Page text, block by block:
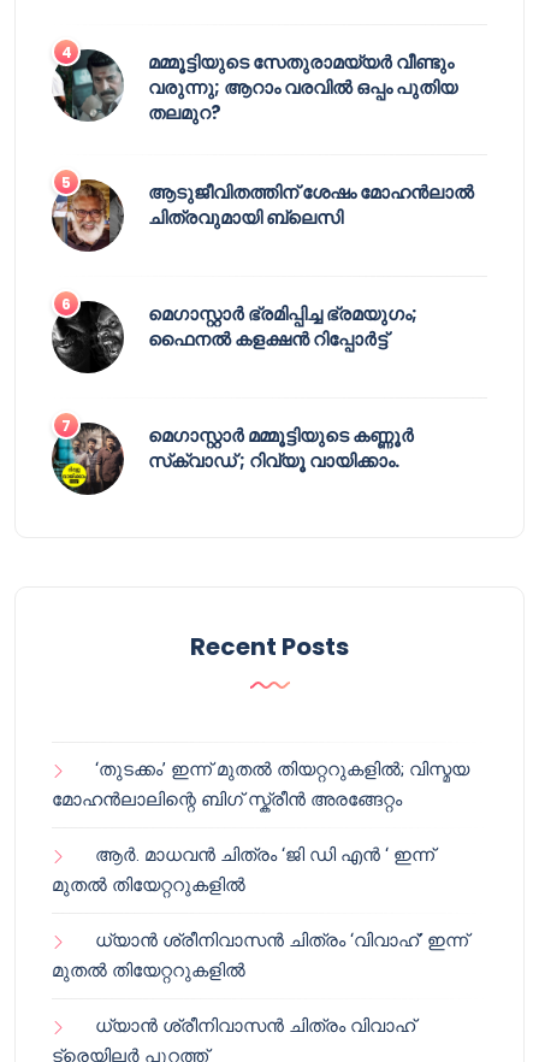
മമ്മൂട്ടിയുടെ സേതുരാമയ്യർ വീണ്ടും
വരുന്നു; ആറാം വരവിൽ ഒപ്പം പുതിയ
തലമുറ?
ആടുജീവിതത്തിന് ശേഷം മോഹൻലാൽ
ചിത്രവുമായി ബ്ലെസി
മെഗാസ്റ്റാർ ഭ്രമിപ്പിച്ച ഭ്രമയുഗം;
ഫൈനൽ കളക്ഷൻ റിപ്പോർട്ട്
മെഗാസ്റ്റാർ മമ്മൂട്ടിയുടെ കണ്ണൂർ
സ്‌ക്വാഡ് ; റിവ്യൂ വായിക്കാം.
Recent Posts
‘തുടക്കം’ ഇന്ന് മുതൽ തിയറ്ററുകളിൽ; വിസ്മയ
മോഹൻലാലിന്റെ ബിഗ് സ്ക്രീൻ അരങ്ങേറ്റം
ആർ. മാധവൻ ചിത്രം ‘ജി ഡി എൻ ‘ ഇന്ന്
മുതൽ തിയേറ്ററുകളിൽ
ധ്യാൻ ശ്രീനിവാസൻ ചിത്രം ‘വിവാഹ്’ ഇന്ന്
മുതൽ തിയേറ്ററുകളിൽ
ധ്യാൻ ശ്രീനിവാസൻ ചിത്രം വിവാഹ്
ട്രെയിലർ പുറത്ത്